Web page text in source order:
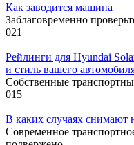
Как заводится машина
Заблаговременно
021
Рейлинги для Hyundai
и стиль вашего
Собственные
015
В каких случаях снимают
Современное